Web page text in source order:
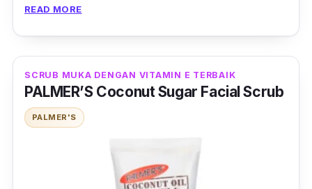
yang sensitif.
Sangat selesa dan mudah digunakan, tahan
READ MORE
SCRUB MUKA DENGAN VITAMIN E TERBAIK
PALMER’S Coconut Sugar Facial Scrub
PALMER'S